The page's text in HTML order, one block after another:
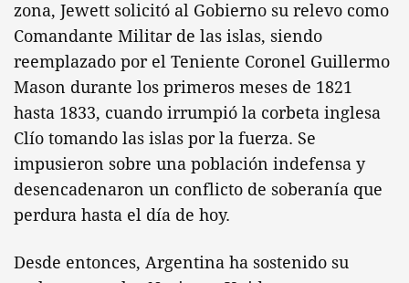
zona, Jewett solicitó al Gobierno su relevo como
Comandante Militar de las islas, siendo
reemplazado por el Teniente Coronel Guillermo
Mason durante los primeros meses de 1821
hasta 1833, cuando irrumpió la corbeta inglesa
Clío tomando las islas por la fuerza. Se
impusieron sobre una población indefensa y
desencadenaron un conflicto de soberanía que
perdura hasta el día de hoy.
Desde entonces, Argentina ha sostenido su